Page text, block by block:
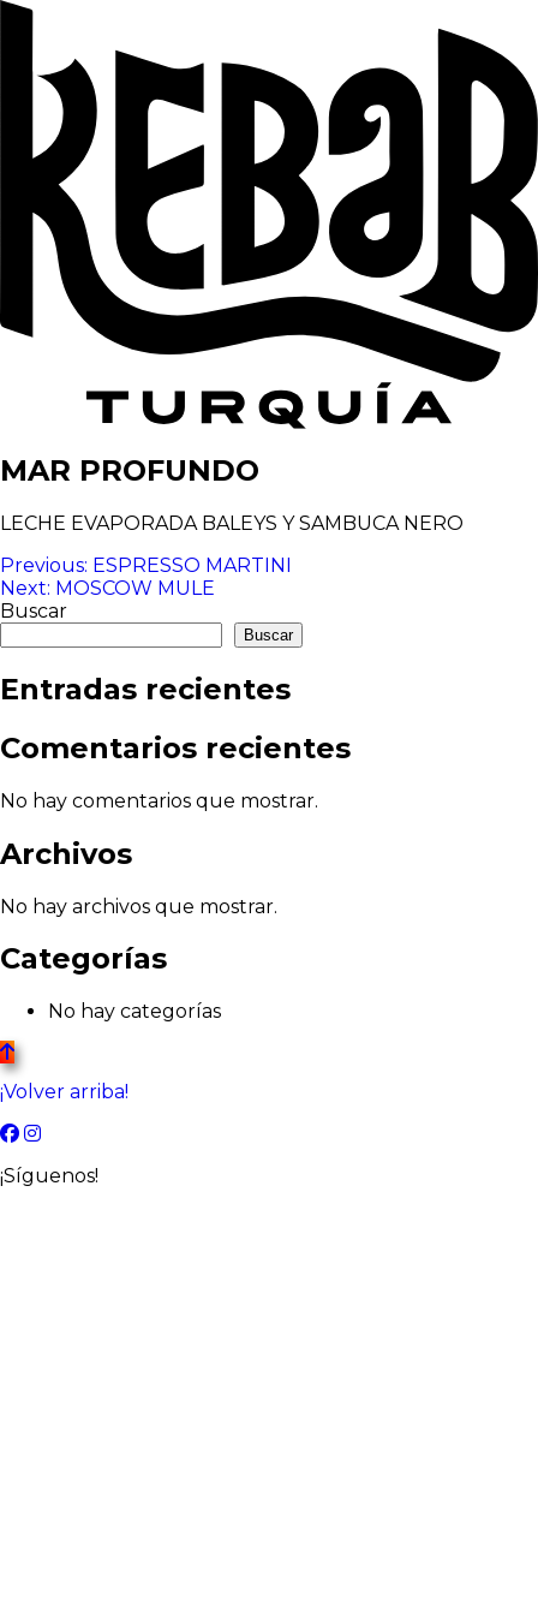
MAR PROFUNDO
LECHE EVAPORADA BALEYS Y SAMBUCA NERO
Navegación
de
entradas
Previous: ESPRESSO MARTINI
Next: MOSCOW MULE
Buscar
Buscar
Entradas recientes
Comentarios recientes
No hay comentarios que mostrar.
Archivos
No hay archivos que mostrar.
Categorías
No hay categorías
¡Volver arriba!
¡Síguenos!